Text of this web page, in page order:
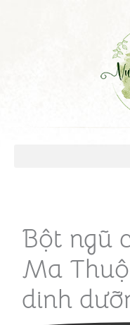
Bột ngũ
Ma
dinh